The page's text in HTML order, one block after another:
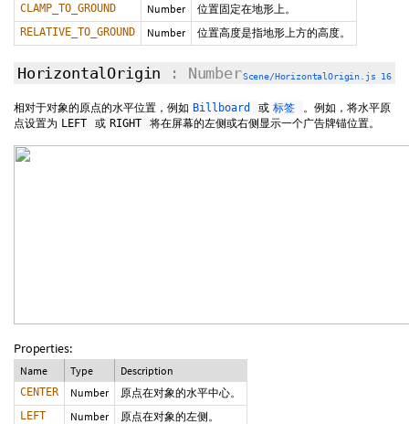
CLAMP_TO_GROUND Number 位置固定在地形上。
RELATIVE_TO_GROUND Number 位置高度是指地形上方的高度。
HorizontalOrigin : NumberScene/HorizontalOrigin.js 16
相对于对象的原点的水平位置，例如 Billboard 或 标签
。例如，将水平原
点设置为 LEFT 或 RIGHT 将在屏幕的左侧或右侧显示一个广告牌锚位置。
Properties:
Name Type Description
CENTER Number 原点在对象的水平中心。
LEFT Number 原点在对象的左侧。